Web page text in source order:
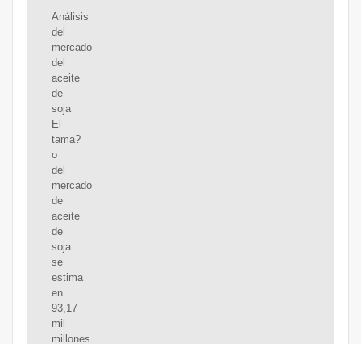
Análisis
del
mercado
del
aceite
de
soja
El
tama?
o
del
mercado
de
aceite
de
soja
se
estima
en
93,17
mil
millones